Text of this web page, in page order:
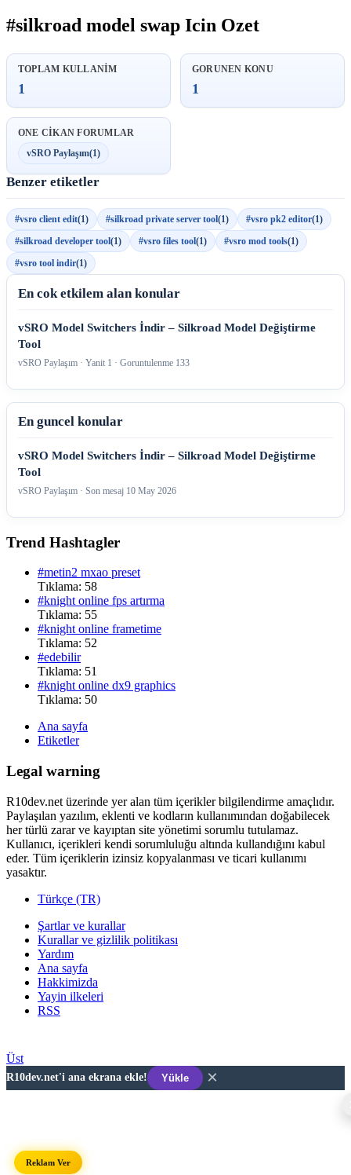
#silkroad model swap Icin Ozet
TOPLAM KULLANIM
1
GORUNEN KONU
1
ONE CIKAN FORUMLAR
vSRO Paylaşım(1)
Benzer etiketler
#vsro client edit(1) #silkroad private server tool(1) #vsro pk2 editor(1)
#silkroad developer tool(1) #vsro files tool(1) #vsro mod tools(1)
#vsro tool indir(1)
En cok etkilem alan konular
vSRO Model Switchers İndir – Silkroad Model Değiştirme
Tool
vSRO Paylaşım · Yanit 1 · Goruntulenme 133
En guncel konular
vSRO Model Switchers İndir – Silkroad Model Değiştirme
Tool
vSRO Paylaşım · Son mesaj 10 May 2026
Trend Hashtagler
#metin2 mxao preset
Tıklama: 58
#knight online fps artırma
Tıklama: 55
#knight online frametime
Tıklama: 52
#edebilir
Tıklama: 51
#knight online dx9 graphics
Tıklama: 50
Ana sayfa
Etiketler
Legal warning
R10dev.net üzerinde yer alan tüm içerikler bilgilendirme amaçlıdır.
Paylaşılan yazılım, eklenti ve kodların kullanımından doğabilecek
her türlü zarar ve kayıptan site yönetimi sorumlu tutulamaz.
Kullanıcı, içerikleri kendi sorumluluğu altında kullandığını kabul
eder. Tüm içeriklerin izinsiz kopyalanması ve ticari kullanımı
yasaktır.
Türkçe (TR)
Şartlar ve kurallar
Kurallar ve gizlilik politikası
Yardım
Ana sayfa
Hakkimizda
Yayin ilkeleri
RSS
Üst
Reklam Ver
R10dev.net'i ana ekrana ekle! Yükle ×